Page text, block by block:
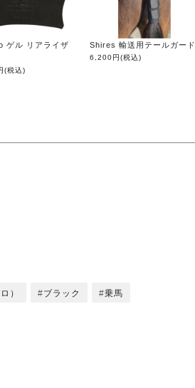
ゲル リアライザ
(税込)
Shires 輸送用テールガード
6,200円(税込)
） ブラック 乗馬